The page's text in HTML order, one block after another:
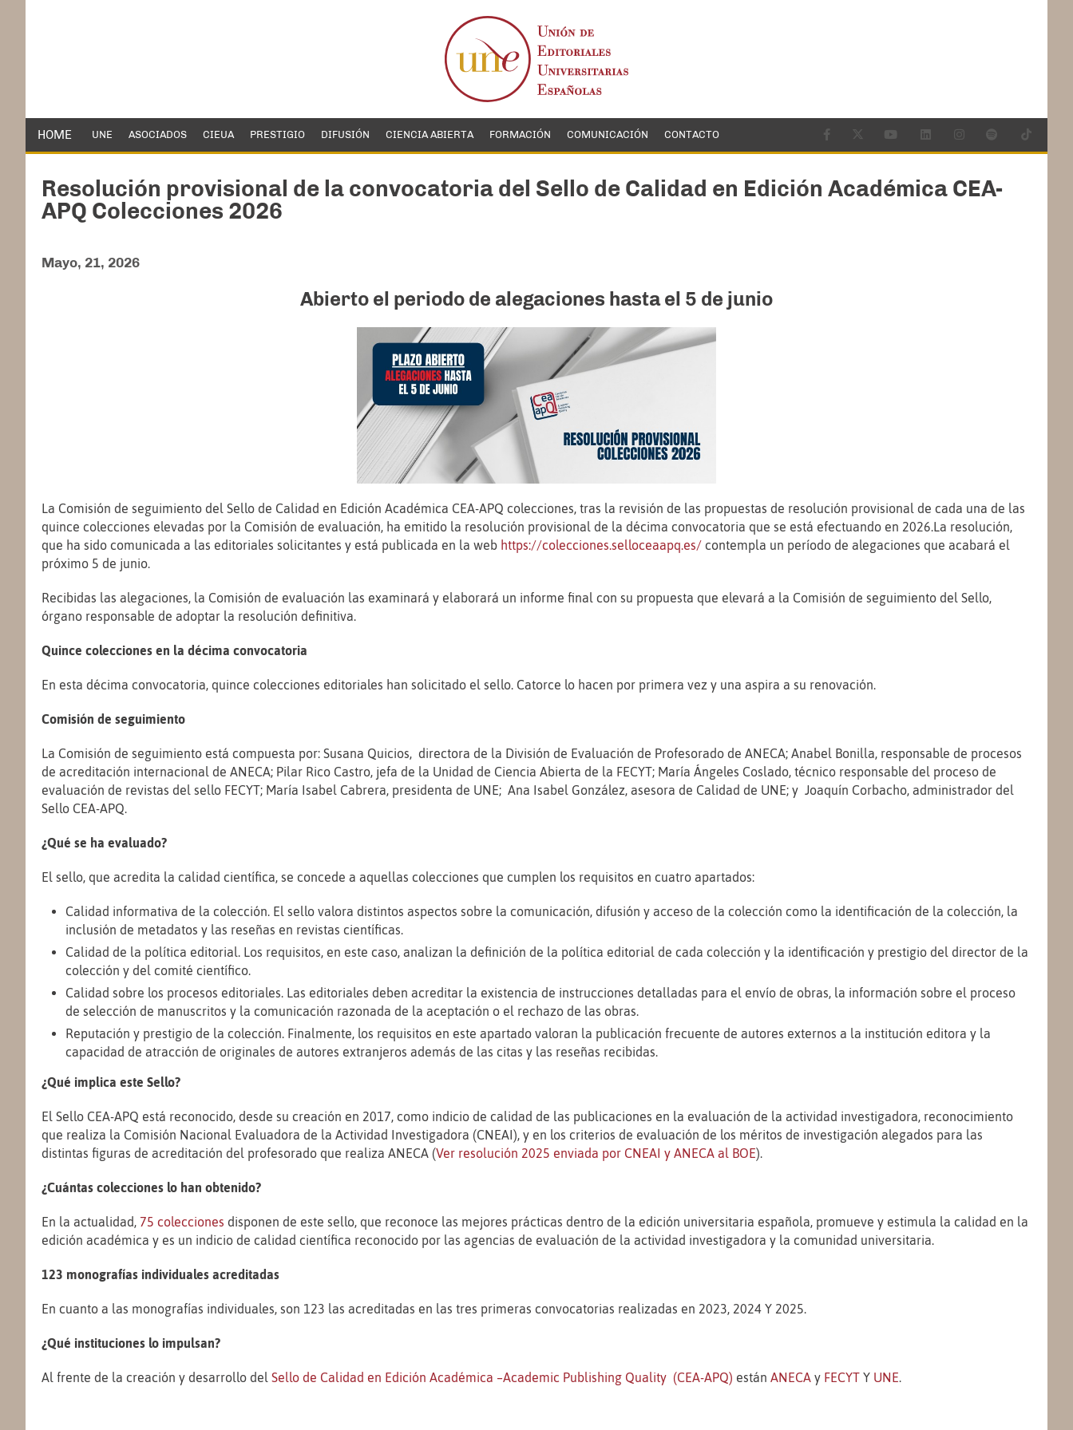
HOME UNE ASOCIADOS CIEUA PRESTIGIO DIFUSIÓN CIENCIA ABIERTA FORMACIÓN COMUNICACIÓN CONTACTO
Resolución provisional de la convocatoria del Sello de Calidad en Edición Académica CEA-
APQ Colecciones 2026
Mayo, 21, 2026
Abierto el periodo de alegaciones hasta el 5 de junio
La Comisión de seguimiento del Sello de Calidad en Edición Académica CEA-APQ colecciones, tras la revisión de las propuestas de resolución provisional de cada una de las
quince colecciones elevadas por la Comisión de evaluación, ha emitido la resolución provisional de la décima convocatoria que se está efectuando en 2026.La resolución,
que ha sido comunicada a las editoriales solicitantes y está publicada en la web https://colecciones.selloceaapq.es/ contempla un período de alegaciones que acabará el
próximo 5 de junio.
Recibidas las alegaciones, la Comisión de evaluación las examinará y elaborará un informe final con su propuesta que elevará a la Comisión de seguimiento del Sello,
órgano responsable de adoptar la resolución definitiva.
Quince colecciones en la décima convocatoria
En esta décima convocatoria, quince colecciones editoriales han solicitado el sello. Catorce lo hacen por primera vez y una aspira a su renovación.
Comisión de seguimiento
La Comisión de seguimiento está compuesta por: Susana Quicios, directora de la División de Evaluación de Profesorado de ANECA; Anabel Bonilla, responsable de procesos
de acreditación internacional de ANECA; Pilar Rico Castro, jefa de la Unidad de Ciencia Abierta de la FECYT; María Ángeles Coslado, técnico responsable del proceso de
evaluación de revistas del sello FECYT; María Isabel Cabrera, presidenta de UNE; Ana Isabel González, asesora de Calidad de UNE; y Joaquín Corbacho, administrador del
Sello CEA-APQ.
¿Qué se ha evaluado?
El sello, que acredita la calidad científica, se concede a aquellas colecciones que cumplen los requisitos en cuatro apartados:
Calidad informativa de la colección. El sello valora distintos aspectos sobre la comunicación, difusión y acceso de la colección como la identificación de la colección, la
inclusión de metadatos y las reseñas en revistas científicas.
Calidad de la política editorial. Los requisitos, en este caso, analizan la definición de la política editorial de cada colección y la identificación y prestigio del director de la
colección y del comité científico.
Calidad sobre los procesos editoriales. Las editoriales deben acreditar la existencia de instrucciones detalladas para el envío de obras, la información sobre el proceso
de selección de manuscritos y la comunicación razonada de la aceptación o el rechazo de las obras.
Reputación y prestigio de la colección. Finalmente, los requisitos en este apartado valoran la publicación frecuente de autores externos a la institución editora y la
capacidad de atracción de originales de autores extranjeros además de las citas y las reseñas recibidas.
¿Qué implica este Sello?
El Sello CEA-APQ está reconocido, desde su creación en 2017, como indicio de calidad de las publicaciones en la evaluación de la actividad investigadora, reconocimiento
que realiza la Comisión Nacional Evaluadora de la Actividad Investigadora (CNEAI), y en los criterios de evaluación de los méritos de investigación alegados para las
distintas figuras de acreditación del profesorado que realiza ANECA (Ver resolución 2025 enviada por CNEAI y ANECA al BOE).
¿Cuántas colecciones lo han obtenido?
En la actualidad, 75 colecciones disponen de este sello, que reconoce las mejores prácticas dentro de la edición universitaria española, promueve y estimula la calidad en la
edición académica y es un indicio de calidad científica reconocido por las agencias de evaluación de la actividad investigadora y la comunidad universitaria.
123 monografías individuales acreditadas
En cuanto a las monografías individuales, son 123 las acreditadas en las tres primeras convocatorias realizadas en 2023, 2024 Y 2025.
¿Qué instituciones lo impulsan?
Al frente de la creación y desarrollo del Sello de Calidad en Edición Académica –Academic Publishing Quality (CEA-APQ) están ANECA y FECYT Y UNE.